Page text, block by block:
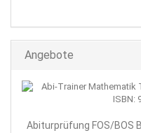
Angebote
Abiturprüfung FOS/BOS